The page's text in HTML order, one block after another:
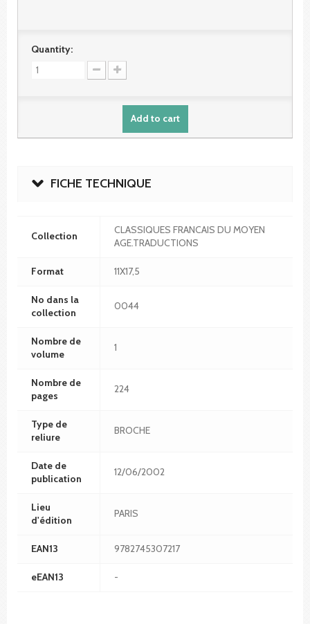
Quantity:
Add to cart
FICHE TECHNIQUE
Collection
CLASSIQUES FRANCAIS DU MOYEN
AGE.TRADUCTIONS
Format 11X17,5
No dans la
collection
0044
Nombre de
volume
1
Nombre de
pages
224
Type de
reliure
BROCHE
Date de
publication
12/06/2002
Lieu
d'édition
PARIS
EAN13 9782745307217
eEAN13 -